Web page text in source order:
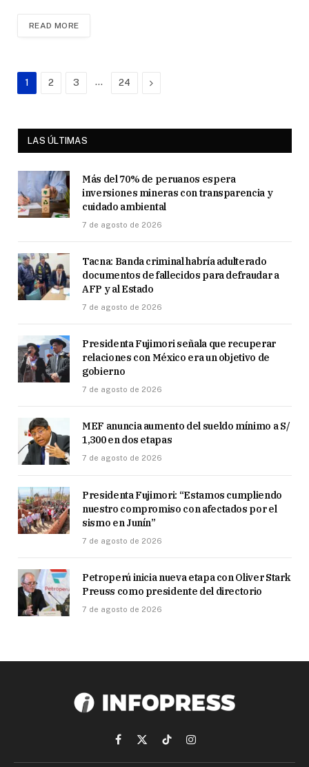
READ MORE
1 2 3 … 24 Next
LAS ÚLTIMAS
Más del 70% de peruanos espera
inversiones mineras con transparencia y
cuidado ambiental
7 de agosto de 2026
Tacna: Banda criminal habría adulterado
documentos de fallecidos para defraudar a
AFP y al Estado
7 de agosto de 2026
Presidenta Fujimori señala que recuperar
relaciones con México era un objetivo de
gobierno
7 de agosto de 2026
MEF anuncia aumento del sueldo mínimo a S/
1,300 en dos etapas
7 de agosto de 2026
Presidenta Fujimori: “Estamos cumpliendo
nuestro compromiso con afectados por el
sismo en Junín”
7 de agosto de 2026
Petroperú inicia nueva etapa con Oliver Stark
Preuss como presidente del directorio
7 de agosto de 2026
Facebook
X
(Twitter)
TikTokInstagram